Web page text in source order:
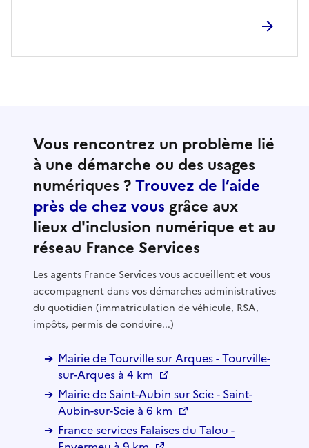
Vous rencontrez un problème lié
à une démarche ou des usages
numériques ?Trouvez de l’aide
près de chez vous grâce aux
lieux d'inclusion numérique et au
réseau France Services
Les agents France Services vous accueillent et vous
accompagnent dans vos démarches administratives
du quotidien (immatriculation de véhicule, RSA,
impôts, permis de conduire...)
Mairie de Tourville sur Arques - Tourville-
sur-Arques à 4 km
Mairie de Saint-Aubin sur Scie - Saint-
Aubin-sur-Scie à 6 km
France services Falaises du Talou -